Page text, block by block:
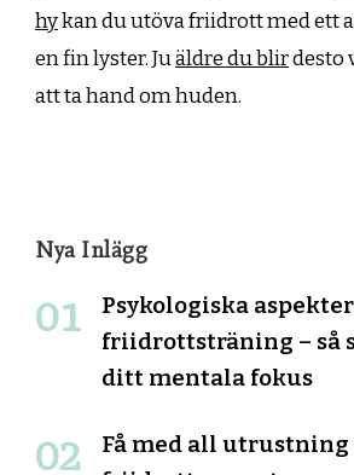
hykan du utöva friidrott med ett
en fin lyster. Juäldre du blirdesto
att ta hand om huden.
Nya Inlägg
Psykologiska
friidrottsträning – så
ditt mentala fokus
Få med all